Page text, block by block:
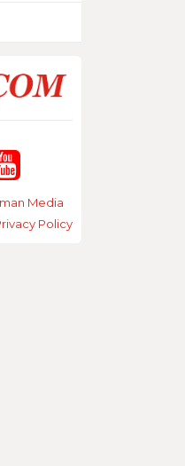
Media
Policy